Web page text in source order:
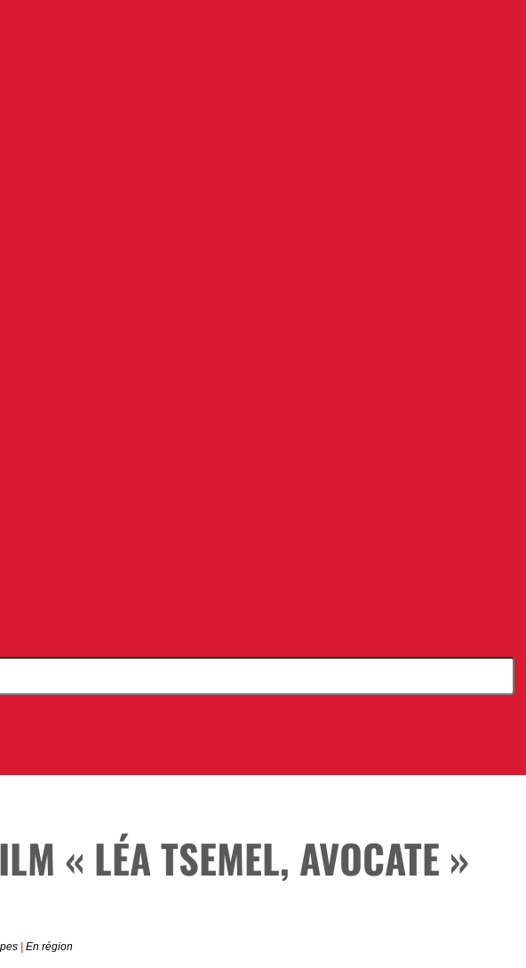
« LÉA TSEMEL, AVOCATE »
| En région